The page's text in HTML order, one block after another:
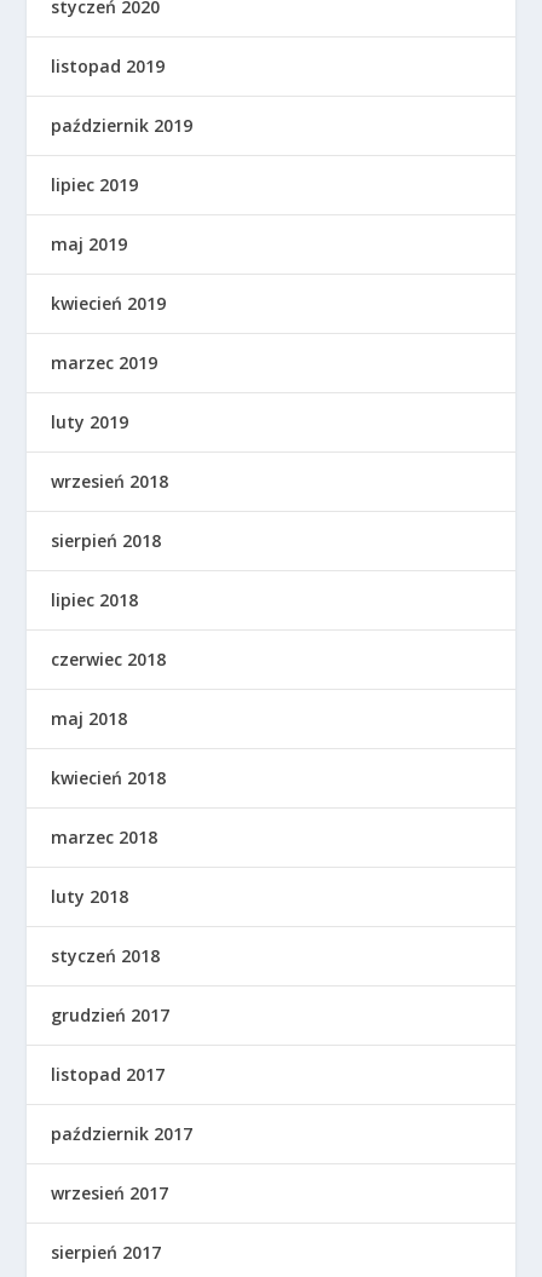
styczeń 2020
listopad 2019
październik 2019
lipiec 2019
maj 2019
kwiecień 2019
marzec 2019
luty 2019
wrzesień 2018
sierpień 2018
lipiec 2018
czerwiec 2018
maj 2018
kwiecień 2018
marzec 2018
luty 2018
styczeń 2018
grudzień 2017
listopad 2017
październik 2017
wrzesień 2017
sierpień 2017